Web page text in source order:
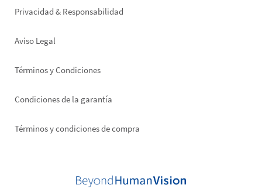
Privacidad & Responsabilidad
Aviso Legal
Términos y Condiciones
Condiciones de la garantía
Términos y condiciones de compra